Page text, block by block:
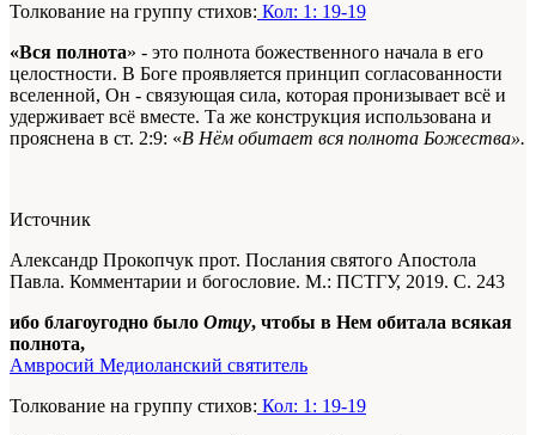
Толкование на группу стихов: Кол: 1: 19-19
«Вся полнота» - это полнота божественного начала в его
целостности. В Боге проявляется принцип согласованности
вселенной, Он - связующая сила, которая пронизывает всё и
удерживает всё вместе. Та же конструкция использована и
прояснена в ст. 2:9: «В Нём обитает вся полнота Божества».
Источник
Александр Прокопчук прот. Послания святого Апостола
Павла. Комментарии и богословие. М.: ПСТГУ, 2019. С. 243
ибо благоугодно было Отцу, чтобы в Нем обитала всякая
полнота,
Амвросий Медиоланский святитель
Толкование на группу стихов: Кол: 1: 19-19